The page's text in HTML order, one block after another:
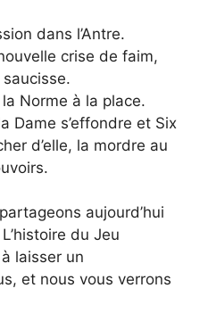
dans l’Antre.
crise de faim,
Norme à la place.
Dame s’effondre et Six
d’elle, la mordre au
aujourd’hui
du Jeu
laisser un
et nous vous verrons